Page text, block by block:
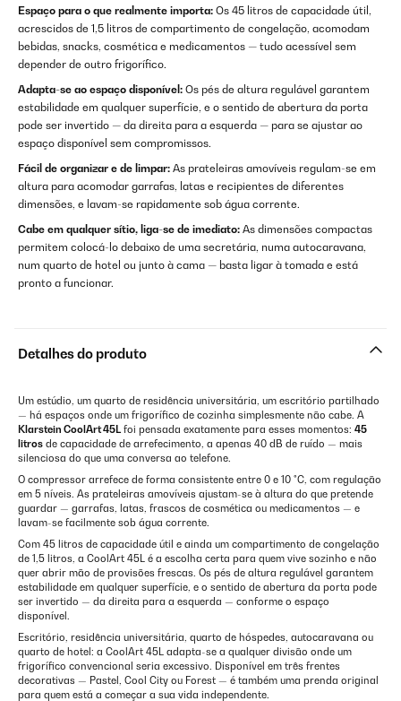
Espaço para o que realmente importa: Os 45 litros de capacidade útil,
acrescidos de 1,5 litros de compartimento de congelação, acomodam
bebidas, snacks, cosmética e medicamentos — tudo acessível sem
depender de outro frigorífico.
Adapta-se ao espaço disponível: Os pés de altura regulável garantem
estabilidade em qualquer superfície, e o sentido de abertura da porta
pode ser invertido — da direita para a esquerda — para se ajustar ao
espaço disponível sem compromissos.
Fácil de organizar e de limpar: As prateleiras amovíveis regulam-se em
altura para acomodar garrafas, latas e recipientes de diferentes
dimensões, e lavam-se rapidamente sob água corrente.
Cabe em qualquer sítio, liga-se de imediato: As dimensões compactas
permitem colocá-lo debaixo de uma secretária, numa autocaravana,
num quarto de hotel ou junto à cama — basta ligar à tomada e está
pronto a funcionar.
Detalhes do produto
Um estúdio, um quarto de residência universitária, um escritório partilhado
— há espaços onde um frigorífico de cozinha simplesmente não cabe. A
Klarstein CoolArt 45L foi pensada exatamente para esses momentos: 45
litros de capacidade de arrefecimento, a apenas 40 dB de ruído — mais
silenciosa do que uma conversa ao telefone.
O compressor arrefece de forma consistente entre 0 e 10 °C, com regulação
em 5 níveis. As prateleiras amovíveis ajustam-se à altura do que pretende
guardar — garrafas, latas, frascos de cosmética ou medicamentos — e
lavam-se facilmente sob água corrente.
Com 45 litros de capacidade útil e ainda um compartimento de congelação
de 1,5 litros, a CoolArt 45L é a escolha certa para quem vive sozinho e não
quer abrir mão de provisões frescas. Os pés de altura regulável garantem
estabilidade em qualquer superfície, e o sentido de abertura da porta pode
ser invertido — da direita para a esquerda — conforme o espaço
disponível.
Escritório, residência universitária, quarto de hóspedes, autocaravana ou
quarto de hotel: a CoolArt 45L adapta-se a qualquer divisão onde um
frigorífico convencional seria excessivo. Disponível em três frentes
decorativas — Pastel, Cool City ou Forest — é também uma prenda original
para quem está a começar a sua vida independente.